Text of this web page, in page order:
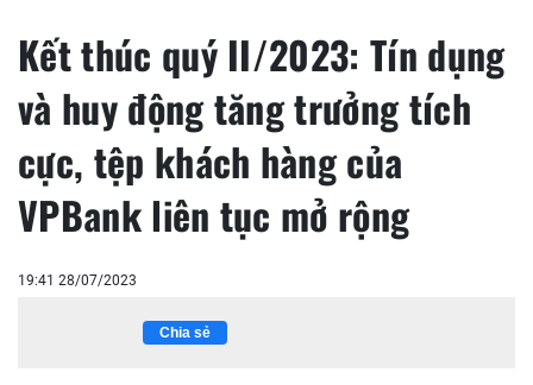
Kết thúc quý II/2023: Tín dụng
và huy động tăng trưởng tích
cực, tệp khách hàng của
VPBank liên tục mở rộng
19:41 28/07/2023
Chia sẻ